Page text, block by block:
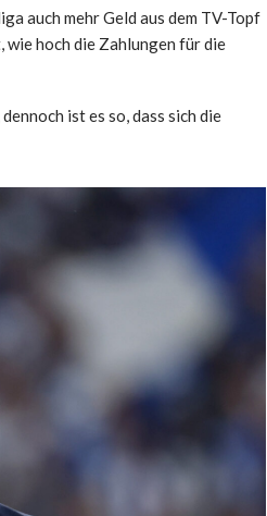
auch mehr Geld aus dem TV-Topf
hoch die Zahlungen für die
ist es so, dass sich die